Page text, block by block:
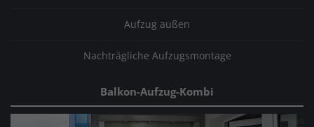
Aufzug außen
Nachträgliche Aufzugsmontage
Balkon-Aufzug-Kombi